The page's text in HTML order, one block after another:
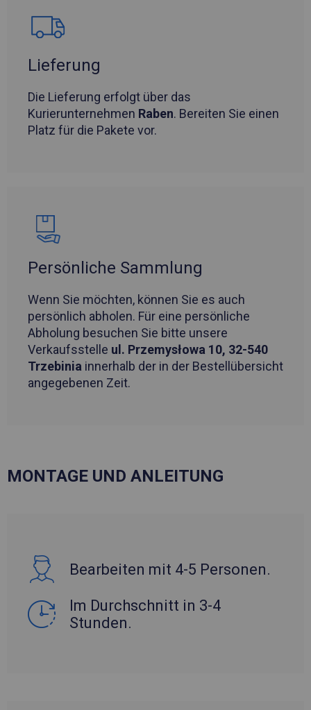
Lieferung
Die Lieferung erfolgt über das
Kurierunternehmen Raben. Bereiten Sie einen
Platz für die Pakete vor.
Persönliche Sammlung
Wenn Sie möchten, können Sie es auch
persönlich abholen. Für eine persönliche
Abholung besuchen Sie bitte unsere
Verkaufsstelle ul. Przemysłowa 10, 32-540
Trzebinia innerhalb der in der Bestellübersicht
angegebenen Zeit.
MONTAGE UND ANLEITUNG
Bearbeiten mit 4-5 Personen.
Im Durchschnitt in 3-4
Stunden.